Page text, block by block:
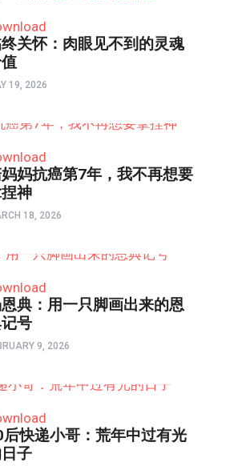
关怀：肉眼见不到的灵魂
19, 2026
妈妈抗癌第7年，我不再想要
神
18, 2026
典：用一只脚画出来的恩
号
9, 2026
后快递小哥：荒年中过有光
子